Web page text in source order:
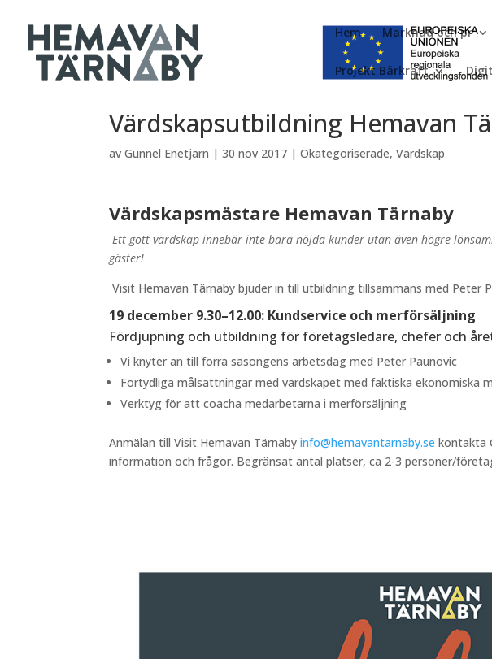
Hem Marknad och pr
Projekt Bärkraft
Värdskapsutbildning Hemavan
avGunnel Enetjärn |30 nov 2017 |Okategoriserade,Värdskap
Värdskapsmästare Hemavan Tärnaby
Ett gott värdskap innebär inte bara nöjda kunder utan även högre
gäster!
Visit Hemavan Tärnaby bjuder in till utbildning tillsammans med Peter
19 december 9.30–12.00: Kundservice och merförsäljning
Fördjupning och utbildning för företagsledare, chefer och
Vi knyter an till förra säsongens arbetsdag med Peter Paunovic
Förtydliga målsättningar med värdskapet med faktiska ekonomiska
Verktyg för att coacha medarbetarna i merförsäljning
Anmälan till Visit Hemavan Tärnabyinfo@hemavantarnaby.se kontakta
information och frågor. Begränsat antal platser, ca 2-3 personer/